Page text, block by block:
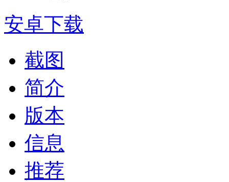
安卓下载
截图
简介
版本
信息
推荐